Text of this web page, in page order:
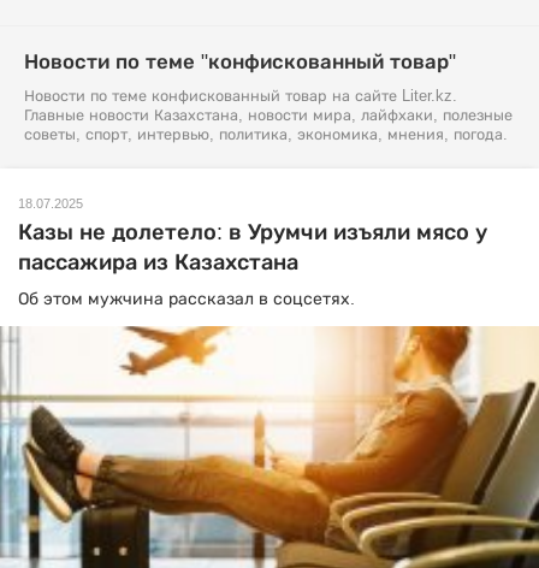
Новости по теме "конфискованный товар"
Новости по теме конфискованный товар на сайте Liter.kz.
Главные новости Казахстана, новости мира, лайфхаки, полезные
советы, спорт, интервью, политика, экономика, мнения, погода.
18.07.2025
Казы не долетело: в Урумчи изъяли мясо у
пассажира из Казахстана
Об этом мужчина рассказал в соцсетях.